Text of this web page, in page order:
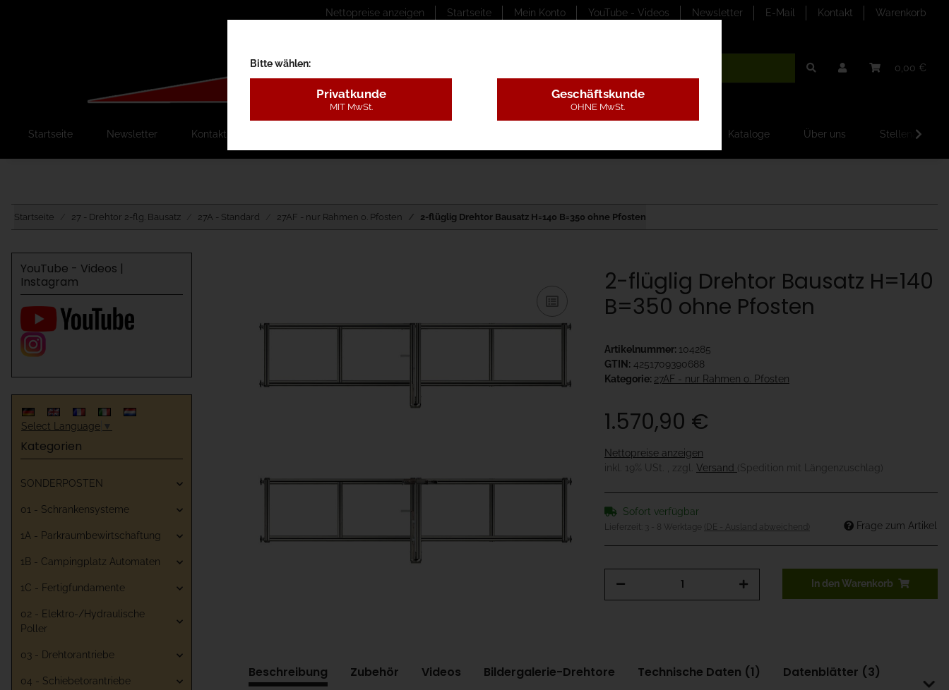
Nettopreise anzeigen Startseite Mein Konto YouTube - Videos Newsletter E-Mail Kontakt Warenkorb
0,00 €
Startseite Newsletter Kontakt Kataloge Über uns
Startseite 27 - Drehtor 2-flg. Bausatz 27A - Standard 27AF - nur Rahmen o. Pfosten 2-flüglig Drehtor Bausatz H=140 B=350 ohne Pfosten
2-flüglig Drehtor Bausatz H=140
B=350 ohne Pfosten
Artikelnummer: 104285
GTIN: 4251709390688
Kategorie: 27AF - nur Rahmen o. Pfosten
1.570,90 €
Nettopreise anzeigen
inkl. 19% USt. , zzgl. Versand (Spedition mit Längenzuschlag)
Sofort verfügbar
Lieferzeit: 3 - 8 Werktage (DE - Ausland abweichend) Frage zum Artikel
In den Warenkorb
Beschreibung Zubehör Videos Bildergalerie-Drehtore Technische Daten (1) Datenblätter (3)
YouTube - Videos |
Instagram
Select Language ▼
Kategorien
SONDERPOSTEN
01 - Schrankensysteme
1A - Parkraumbewirtschaftung
1B - Campingplatz Automaten
1C - Fertigfundamente
02 - Elektro-/Hydraulische
Poller
03 - Drehtorantriebe
04 - Schiebetorantriebe
Bitte wählen:
Privatkunde
MIT MwSt.
Geschäftskunde
OHNE MwSt.